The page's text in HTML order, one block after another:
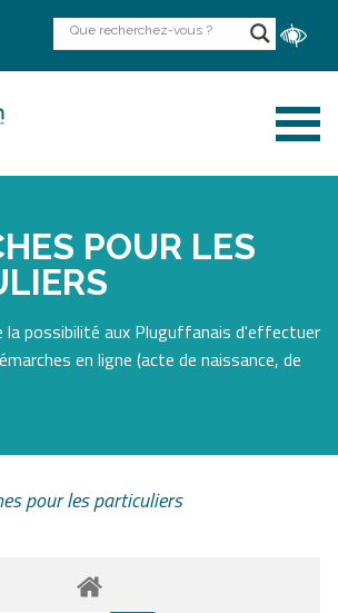
POUR LES
la possibilité aux Pluguffanais d'effectuer
en ligne (acte de naissance, de
pour les particuliers